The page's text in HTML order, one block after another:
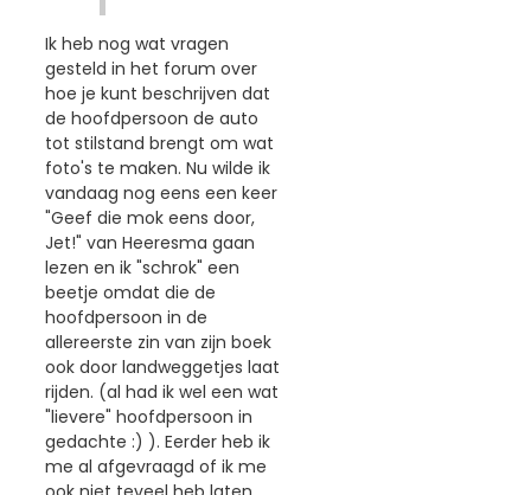
Ik heb nog wat vragen
gesteld in het forum over
hoe je kunt beschrijven dat
de hoofdpersoon de auto
tot stilstand brengt om wat
foto's te maken. Nu wilde ik
vandaag nog eens een keer
"Geef die mok eens door,
Jet!" van Heeresma gaan
lezen en ik "schrok" een
beetje omdat die de
hoofdpersoon in de
allereerste zin van zijn boek
ook door landweggetjes laat
rijden. (al had ik wel een wat
"lievere" hoofdpersoon in
gedachte :) ). Eerder heb ik
me al afgevraagd of ik me